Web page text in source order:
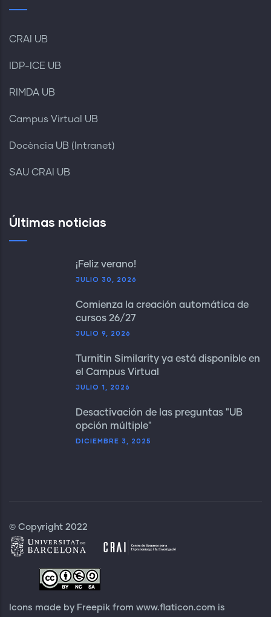
CRAI UB
IDP-ICE UB
RIMDA UB
Campus Virtual UB
Docència UB (Intranet)
SAU CRAI UB
Últimas noticias
¡Feliz verano!
JULIO 30, 2026
Comienza la creación automática de
cursos 26/27
JULIO 9, 2026
Turnitin Similarity ya está disponible en
el Campus Virtual
JULIO 1, 2026
Desactivación de las preguntas "UB
opción múltiple"
DICIEMBRE 3, 2025
© Copyright 2022
Icons made by Freepik from www.flaticon.com is